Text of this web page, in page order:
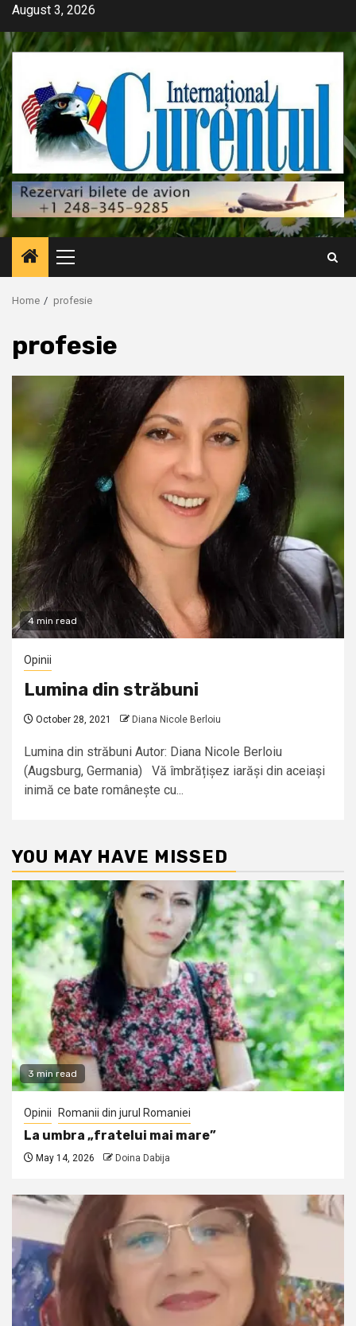
Skip
content
August 3, 2026
Primary
Menu
Home profesie
profesie
4 min read
Opinii
Lumina din străbuni
October 28, 2021 Diana Nicole Berloiu
Lumina din străbuni Autor: Diana Nicole Berloiu
(Augsburg, Germania) Vă îmbrățișez iarăși din aceiași
inimă ce bate românește cu...
YOU MAY HAVE MISSED
3 min read
Opinii Romanii din jurul Romaniei
La umbra „fratelui mai mare”
May 14, 2026 Doina Dabija